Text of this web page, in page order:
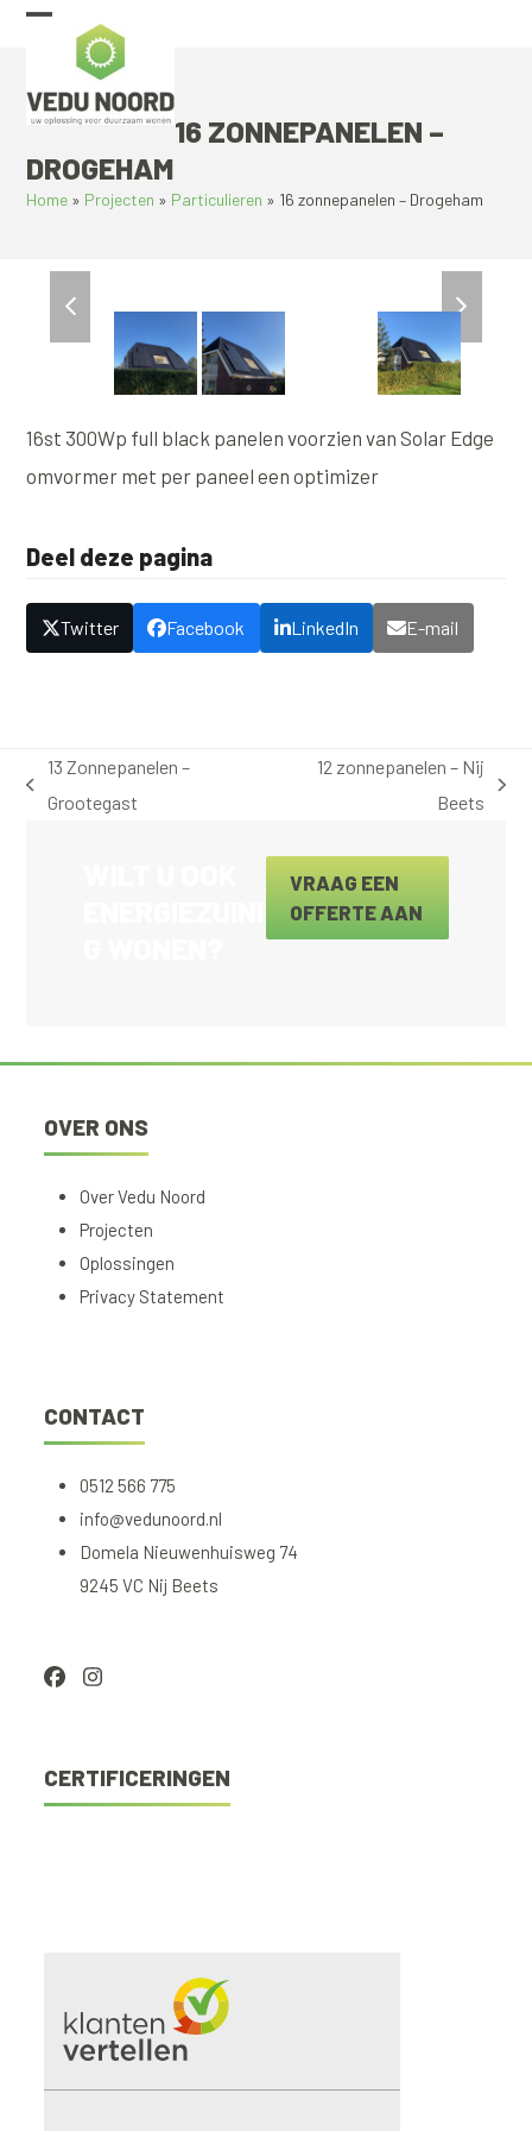
Skip
Open
mobile
menu
Close
mobile
menu
16 ZONNEPANELEN –
DROGEHAM
Home » Projecten » Particulieren » 16 zonnepanelen – Drogeham
slide
slide
16st 300Wp full black panelen voorzien van Solar Edge
omvormer met per paneel een optimizer
Deel deze pagina
Twitter Facebook LinkedIn E-mail
previous
13 Zonnepanelen –
Grootegast
12 zonnepanelen – Nij
Beets
VRAAG EEN
OFFERTE AAN
OVER ONS
Over Vedu Noord
Projecten
Oplossingen
Privacy Statement
CONTACT
0512 566 775
info@vedunoord.nl
Domela Nieuwenhuisweg 74
9245 VC Nij Beets
FacebookInstagram
CERTIFICERINGEN